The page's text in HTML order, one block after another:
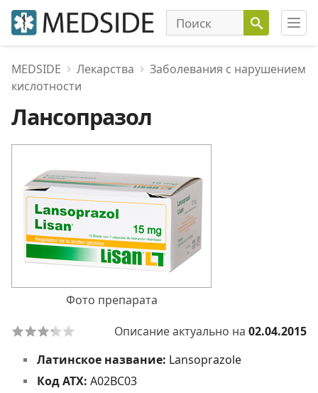
MEDSIDE Лекарства
Заболевания с нарушением
кислотности
Лансопразол
Фото препарата
Описание актуально на 02.04.2015
Латинское название: Lansoprazole
Код АТХ: A02BC03